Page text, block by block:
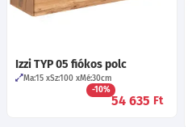
Izzi TYP 05 fiókos polc
Ma:15 Sz:100 Mé:30cm
-10%
54 635 Ft